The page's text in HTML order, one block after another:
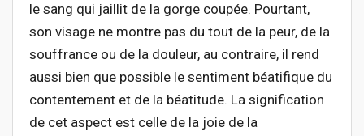
le sang qui jaillit de la gorge coupée. Pourtant,
son visage ne montre pas du tout de la peur, de la
souffrance ou de la douleur, au contraire, il rend
aussi bien que possible le sentiment béatifique du
contentement et de la béatitude. La signification
de cet aspect est celle de la joie de la